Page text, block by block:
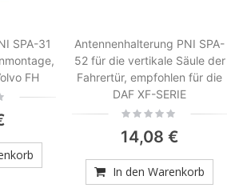
SPA-31
FH
Antennenhalterung PNI SPA-
52 für die vertikale Säule der
Fahrertür, empfohlen für die
DAF XF-SERIE
Rating:
14,08 €
In den Warenkorb